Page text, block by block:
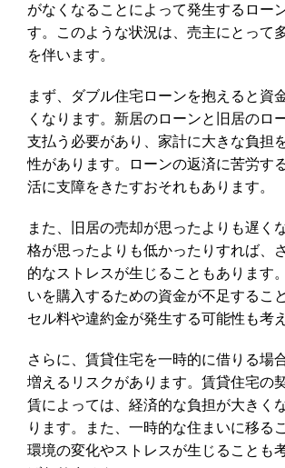
がなくなることによって発生するロー
す。このような状況は、売主にとって
を伴います。
まず、ダブル住宅ローンを抱えると資
くなります。新居のローンと旧居のロ
支払う必要があり、家計に大きな負担
性があります。ローンの返済に苦労す
活に支障をきたすおそれもあります。
また、旧居の売却が思ったよりも遅く
格が思ったよりも低かったりすれば、
的なストレスが生じることもあります
いを購入するための資金が不足するこ
セル料や違約金が発生する可能性も考
さらに、賃貸住宅を一時的に借りる場
増えるリスクがあります。賃貸住宅の
賃によっては、経済的な負担が大きく
ります。また、一時的な住まいに移る
環境の変化やストレスが生じることも